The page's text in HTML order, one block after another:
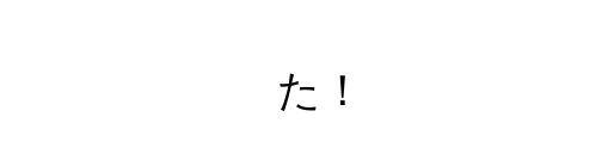
た！